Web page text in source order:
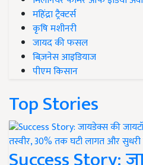
महिंद्रा ट्रैक्टर्स
कृषि मशीनरी
जायद की फसल
बिज़नेस आइडियाज
पीएम किसान
Top Stories